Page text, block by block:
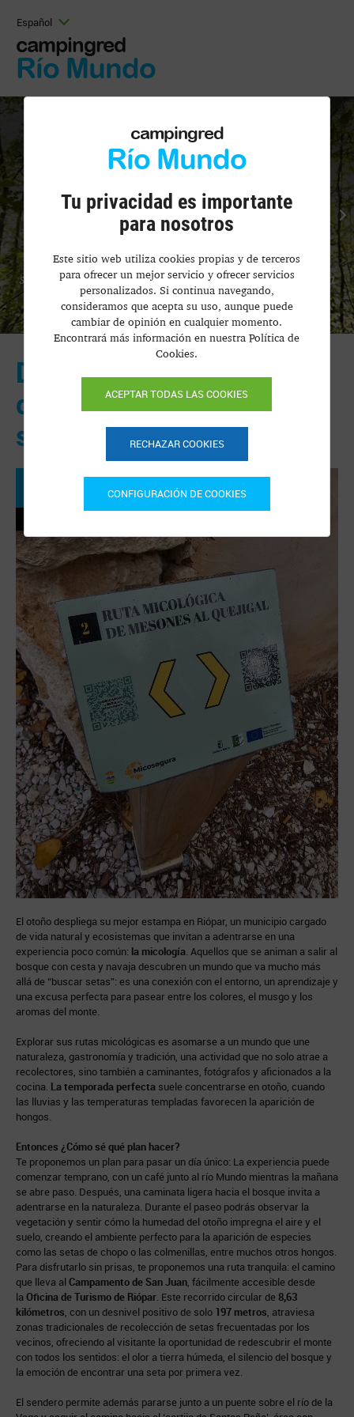
Español
campingred
Río Mundo
Blog Camping Río Mundo
¿Buscas aventura? Encuentra las mejores rutas de
senderismo, rincones secretos de la Sierra del Segura
y guías para visitar el nacimiento del Río Mundo.
Descubre los secretos del
otoño en Riópar y explora
sus rutas micológicas.
El otoño despliega su mejor estampa en Riópar, un municipio cargado
de vida natural y ecosistemas que invitan a adentrarse en una
experiencia poco común: la micología. Aquellos que se animan a salir al
bosque con cesta y navaja descubren un mundo que va mucho más
allá de “buscar setas”: es una conexión con el entorno, un aprendizaje y
una excusa perfecta para pasear entre los colores, el musgo y los
aromas del monte.
Explorar sus rutas micológicas es asomarse a un mundo que une
naturaleza, gastronomía y tradición, una actividad que no solo atrae a
recolectores, sino también a caminantes, fotógrafos y aficionados a la
cocina. La temporada perfecta suele concentrarse en otoño, cuando
las lluvias y las temperaturas templadas favorecen la aparición de
hongos.
Entonces ¿Cómo sé qué plan hacer?
Te proponemos un plan para pasar un día único: La experiencia puede
comenzar temprano, con un café junto al río Mundo mientras la mañana
se abre paso. Después, una caminata ligera hacia el bosque invita a
adentrarse en la naturaleza. Durante el paseo podrás observar la
vegetación y sentir cómo la humedad del otoño impregna el aire y el
suelo, creando el ambiente perfecto para la aparición de especies
como las setas de chopo o las colmenillas, entre muchos otros hongos.
Para disfrutarlo sin prisas, te proponemos una ruta tranquila: el camino
que lleva al Campamento de San Juan, fácilmente accesible desde
la Oficina de Turismo de Riópar. Este recorrido circular de 8,63
kilómetros, con un desnivel positivo de solo 197 metros, atraviesa
zonas tradicionales de recolección de setas frecuentadas por los
vecinos, ofreciendo al visitante la oportunidad de redescubrir el monte
con todos los sentidos: el olor a tierra húmeda, el silencio del bosque y
la emoción de encontrar una seta por primera vez.
El sendero permite además pararse junto a un puente sobre el río de la
campingred
Río Mundo
Tu privacidad es importante
para nosotros
Este sitio web utiliza cookies propias y de terceros
para ofrecer un mejor servicio y ofrecer servicios
personalizados. Si continua navegando,
consideramos que acepta su uso, aunque puede
cambiar de opinión en cualquier momento.
Encontrará más información en nuestra Política de
Cookies.
ACEPTAR TODAS LAS COOKIES
RECHAZAR COOKIES
CONFIGURACIÓN DE COOKIES